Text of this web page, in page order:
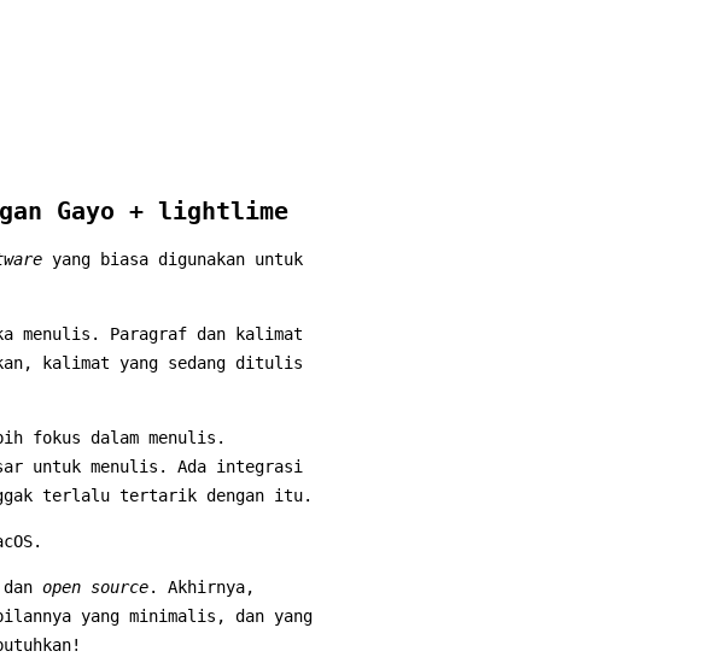
Gayo + lightlime
yang biasa digunakan untuk
menulis. Paragraf dan kalimat
kalimat yang sedang ditulis
fokus dalam menulis.
untuk menulis. Ada integrasi
terlalu tertarik dengan itu.
dan open source. Akhirnya,
yang minimalis, dan yang